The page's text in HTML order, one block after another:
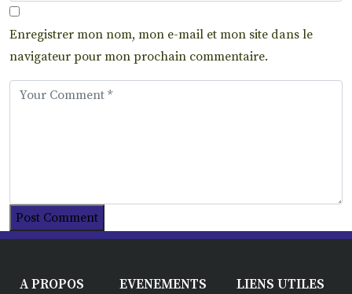
Enregistrer mon nom, mon e-mail et mon site dans le
navigateur pour mon prochain commentaire.
Post Comment
A PROPOS EVENEMENTS LIENS UTILES